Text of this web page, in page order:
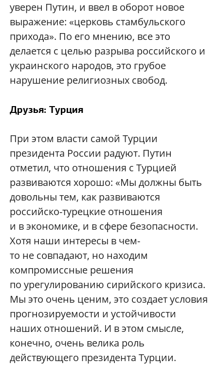
уверен Путин, и ввел в оборот новое
выражение: «церковь стамбульского
прихода». По его мнению, все это
делается с целью разрыва российского и
украинского народов, это грубое
нарушение религиозных свобод.
Друзья: Турция
При этом власти самой Турции
президента России радуют. Путин
отметил, что отношения с Турцией
развиваются хорошо: «Мы должны быть
довольны тем, как развиваются
российско-турецкие отношения
и в экономике, и в сфере безопасности.
Хотя наши интересы в чем-
то не совпадают, но находим
компромиссные решения
по урегулированию сирийского кризиса.
Мы это очень ценим, это создает условия
прогнозируемости и устойчивости
наших отношений. И в этом смысле,
конечно, очень велика роль
действующего президента Турции.